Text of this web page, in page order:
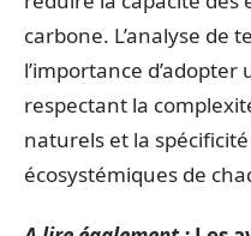
carbone. L’analyse de
l’importance
respectant la
naturels et la
écosystémiques de